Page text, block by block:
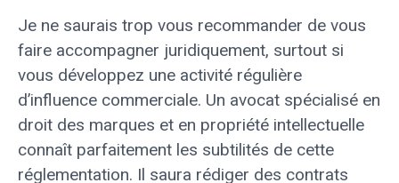
Je ne saurais trop vous recommander de vous
faire accompagner juridiquement, surtout si
vous développez une activité régulière
d’influence commerciale. Un avocat spécialisé en
droit des marques et en propriété intellectuelle
connaît parfaitement les subtilités de cette
réglementation. Il saura rédiger des contrats